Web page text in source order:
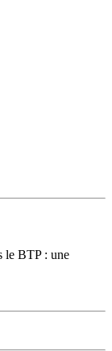
le BTP : une